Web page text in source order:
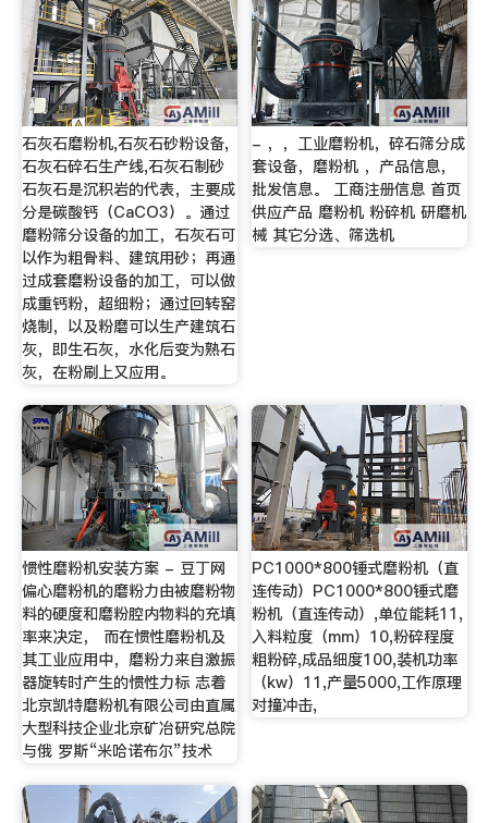
石灰石磨粉机,石灰石砂粉设备,
石灰石碎石生产线,石灰石制砂
石灰石是沉积岩的代表，主要成
分是碳酸钙（CaCO3）。通过
磨粉筛分设备的加工，石灰石可
以作为粗骨料、建筑用砂；再通
过成套磨粉设备的加工，可以做
成重钙粉，超细粉；通过回转窑
烧制，以及粉磨可以生产建筑石
灰，即生石灰，水化后变为熟石
灰，在粉刷上又应用。
- ，，工业磨粉机，碎石筛分成
套设备，磨粉机 ，产品信息，
批发信息。 工商注册信息 首页
供应产品 磨粉机 粉碎机 研磨机
械 其它分选、筛选机
惯性磨粉机安装方案 - 豆丁网
偏心磨粉机的磨粉力由被磨粉物
料的硬度和磨粉腔内物料的充填
率来决定， 而在惯性磨粉机及
其工业应用中，磨粉力来自激振
器旋转时产生的惯性力标 志着
北京凯特磨粉机有限公司由直属
大型科技企业北京矿冶研究总院
与俄 罗斯“米哈诺布尔”技术
PC1000*800锤式磨粉机（直
连传动）PC1000*800锤式磨
粉机（直连传动）,单位能耗11,
入料粒度（mm）10,粉碎程度
粗粉碎,成品细度100,装机功率
（kw）11,产量5000,工作原理
对撞冲击,